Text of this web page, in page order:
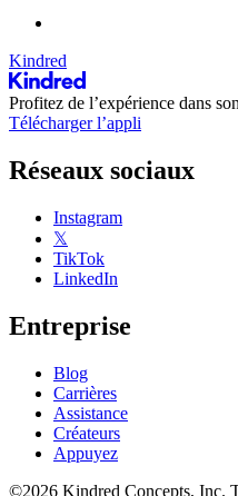
Kindred
Profitez de l’expérience dans
Télécharger l’appli
Réseaux sociaux
Instagram
𝕏
TikTok
LinkedIn
Entreprise
Blog
Carrières
Assistance
Créateurs
Appuyez
©2026 Kindred Concepts, Inc.